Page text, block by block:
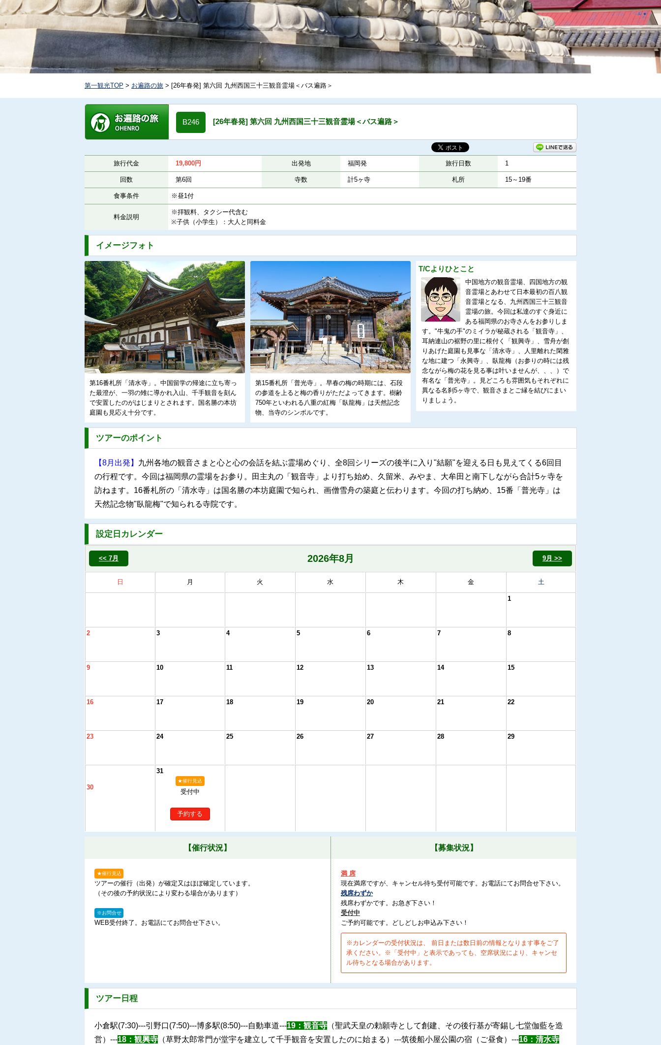
第一観光TOP > お遍路の旅 > [26年春発] 第六回 九州西国三十三観音霊場＜バス遍路＞
B246 [26年春発] 第六回 九州西国三十三観音霊場＜バス遍路＞
旅行代金 19,800円 出発地 福岡発 旅行日数 1
回数 第6回 寺数 計5ヶ寺 札所 15～19番
食事条件 ※昼1付
料金説明
※拝観料、タクシー代含む
※子供（小学生）：大人と同料金
イメージフォト
第16番札所「清水寺」。中国留学の帰途に立ち寄っ
た最澄が、一羽の雉に導かれ入山、千手観音を刻ん
で安置したのがはじまりとされます。国名勝の本坊
庭園も見応え十分です。
第15番札所「普光寺」。早春の梅の時期には、石段
の参道を上ると梅の香りがただよってきます。樹齢
750年といわれる八重の紅梅「臥龍梅」は天然記念
物、当寺のシンボルです。
T/Cよりひとこと
中国地方の観音霊場、四国地方の観
音霊場とあわせて日本最初の百八観
音霊場となる、九州西国三十三観音
霊場の旅。今回は私達のすぐ身近に
ある福岡県のお寺さんをお参りしま
す。"牛鬼の手"のミイラが秘蔵される「観音寺」、
耳納連山の裾野の里に根付く「観興寺」、雪舟が創
りあげた庭園も見事な「清水寺」、人里離れた閑雅
な地に建つ「永興寺」、臥龍梅（お参りの時には残
念ながら梅の花を見る事は叶いませんが、、、）で
有名な「普光寺」。見どころも雰囲気もそれぞれに
異なる名刹5ヶ寺で、観音さまとご縁を結びにまい
りましょう。
ツアーのポイント
【8月出発】 九州各地の観音さまと心と心の会話を結ぶ霊場めぐり、全8回シリーズの後半に入り"結願"を迎える日も見えてくる6回目
の行程です。今回は福岡県の霊場をお参り。田主丸の「観音寺」より打ち始め、久留米、みやま、大牟田と南下しながら合計5ヶ寺を
訪ねます。16番札所の「清水寺」は国名勝の本坊庭園で知られ、画僧雪舟の築庭と伝わります。今回の打ち納め、15番「普光寺」は
天然記念物"臥龍梅"で知られる寺院です。
設定日カレンダー
<< 7月 2026年8月 9月 >>
日 月 火 水 木 金 土
1
2 3 4 5 6 7 8
9 10 11 12 13 14 15
16 17 18 19 20 21 22
23 24 25 26 27 28 29
30
31
★催行見込
受付中
予約する
【催行状況】
★催行見込
ツアーの催行（出発）が確定又はほぼ確定しています。
（その後の予約状況により変わる場合があります）
※お問合せ
WEB受付終了。お電話にてお問合せ下さい。
【募集状況】
満 席
現在満席ですが、キャンセル待ち受付可能です。お電話にてお問合せ下さい。
残席わずか
残席わずかです。お急ぎ下さい！
受付中
ご予約可能です。どしどしお申込み下さい！
※カレンダーの受付状況は、 前日または数日前の情報となります事をご了
承ください。※「受付中」と表示であっても、空席状況により、キャンセ
ル待ちとなる場合があります。
ツアー日程
小倉駅(7:30)---引野口(7:50)---博多駅(8:50)---自動車道---19：観音寺 （聖武天皇の勅願寺として創建、その後行基が寄錫し七堂伽藍を造
営）---18：観興寺 （草野太郎常門が堂宇を建立して千手観音を安置したのに始まる）---筑後船小屋公園の宿（ご昼食）---16：清水寺